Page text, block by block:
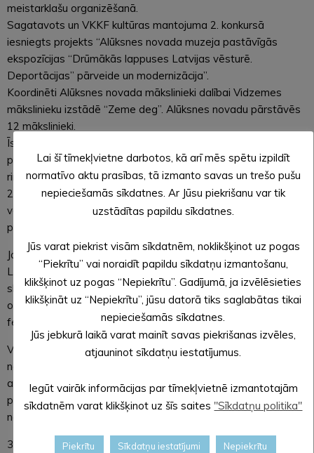
meistarklašu organizēšanā.
Sagatavots un VKKF kultūras mantojuma 2. konkursā
iesniegts projekts “Alūksnes novada muzeja pastāvīgās
ekspozīcijas “Drūmākās lappuses Latvijas vēsturē.
Deportācijas” pārveide un modernizācija”.
Koordinēti Alūksnes novada mākslinieki dalībai Vidzemes
mākslinieku izstādē “Zeme deg”. Alūksnes novadu pārstāvēs
12 mākslinieki.
Īstenota 21 Lieldienu muzejpedagoģiskā programma
pirmsskolas un skolas vecuma bērniem “Oliņ boliņ, džimpiņ
rimpiņ”.
27. aprīlī noticis pasākums “Labdaru mūzikas vakars”, kas
veltīts 19. gs. vidū izgatavotā mūzikas instrumenta – nelielu
pārvietojamo ērģeļu restaurācijai.
Jaunlaicenes muižas muzejā “Malēnieša pasaule” īstenota
Lieldienu muzejpedagoģiskā programma pirmsskolas un
skolas vecuma bērniem “Lieldienu izdarības”, 1. aprīlī
organizēts 5. puna turnīrs (sezonas noslēgums pirms
festivāla), 22. aprīlī noticis pasākums “Esi malēnīts”.
Viktora Ķirpa Ates muzejā “Vidzemes lauku sēta” 8. aprīlī
notika pasākums “Ottes Lieldienas”, kas pulcēja vairāk kā 300
apmeklētāju. Sagatavots projekts iesniegšanai Vidzemes
plānošanas reģionā pasākuma “Pļaujas svētki Ottesmuižā”
nodrošināšanai.
31. martā saņemts Izglītības un zinātnes ministrijas
Lai šī tīmekļvietne darbotos, kā arī mēs spētu izpildīt
normatīvo aktu prasības, tā izmanto savas un trešo pušu
nepieciešamās sīkdatnes. Ar Jūsu piekrišanu var tik
uzstādītas papildu sīkdatnes.
Jūs varat piekrist visām sīkdatnēm, noklikšķinot uz pogas
“Piekrītu” vai noraidīt papildu sīkdatņu izmantošanu,
klikšķinot uz pogas “Nepiekrītu”. Gadījumā, ja izvēlēsieties
klikšķināt uz “Nepiekrītu”, jūsu datorā tiks saglabātas tikai
nepieciešamās sīkdatnes.
Jūs jebkurā laikā varat mainīt savas piekrišanas izvēles,
atjauninot sīkdatņu iestatījumus.
Iegūt vairāk informācijas par tīmekļvietnē izmantotajām
sīkdatnēm varat klikšķinot uz šīs saites "Sīkdatņu politika"
Piekrītu Sīkdatņu iestatījumi Nepiekrītu